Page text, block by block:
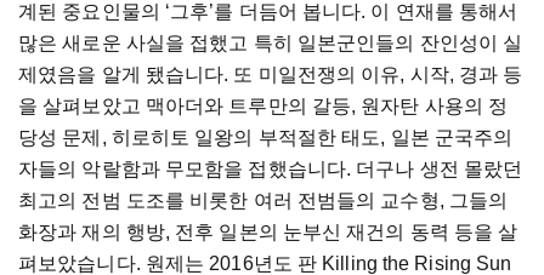
계된 중요인물의 ‘그후’를 더듬어 봅니다. 이 연재를 통해서
많은 새로운 사실을 접했고 특히 일본군인들의 잔인성이 실
제였음을 알게 됐습니다. 또 미일전쟁의 이유, 시작, 경과 등
을 살펴보았고 맥아더와 트루만의 갈등, 원자탄 사용의 정
당성 문제, 히로히토 일왕의 부적절한 태도, 일본 군국주의
자들의 악랄함과 무모함을 접했습니다. 더구나 생전 몰랐던
최고의 전범 도조를 비롯한 여러 전범들의 교수형, 그들의
화장과 재의 행방, 전후 일본의 눈부신 재건의 동력 등을 살
펴보았습니다. 원제는 2016년도 판 Killing the Rising Sun